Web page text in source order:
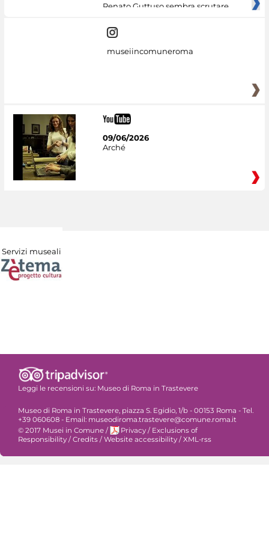
Renato Guttuso sembra scrutare
museiincomuneroma
09/06/2026
Arché
Servizi museali
Leggi le recensioni su: Museo di Roma in Trastevere
Museo di Roma in Trastevere, piazza S. Egidio, 1/b - 00153 Roma - Tel.
+39 060608 - Email: museodiroma.trastevere@comune.roma.it
© 2017 Musei in Comune / Privacy / Exclusions of
Responsibility / Credits / Website accessibility / XML-rss